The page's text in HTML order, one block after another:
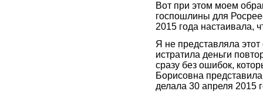
Вот при этом моем
госпошлины для
2015 года настаивала,
Я не представляла
истратила деньги
сразу без ошибок,
Борисовна
делала 30 апреля 2015